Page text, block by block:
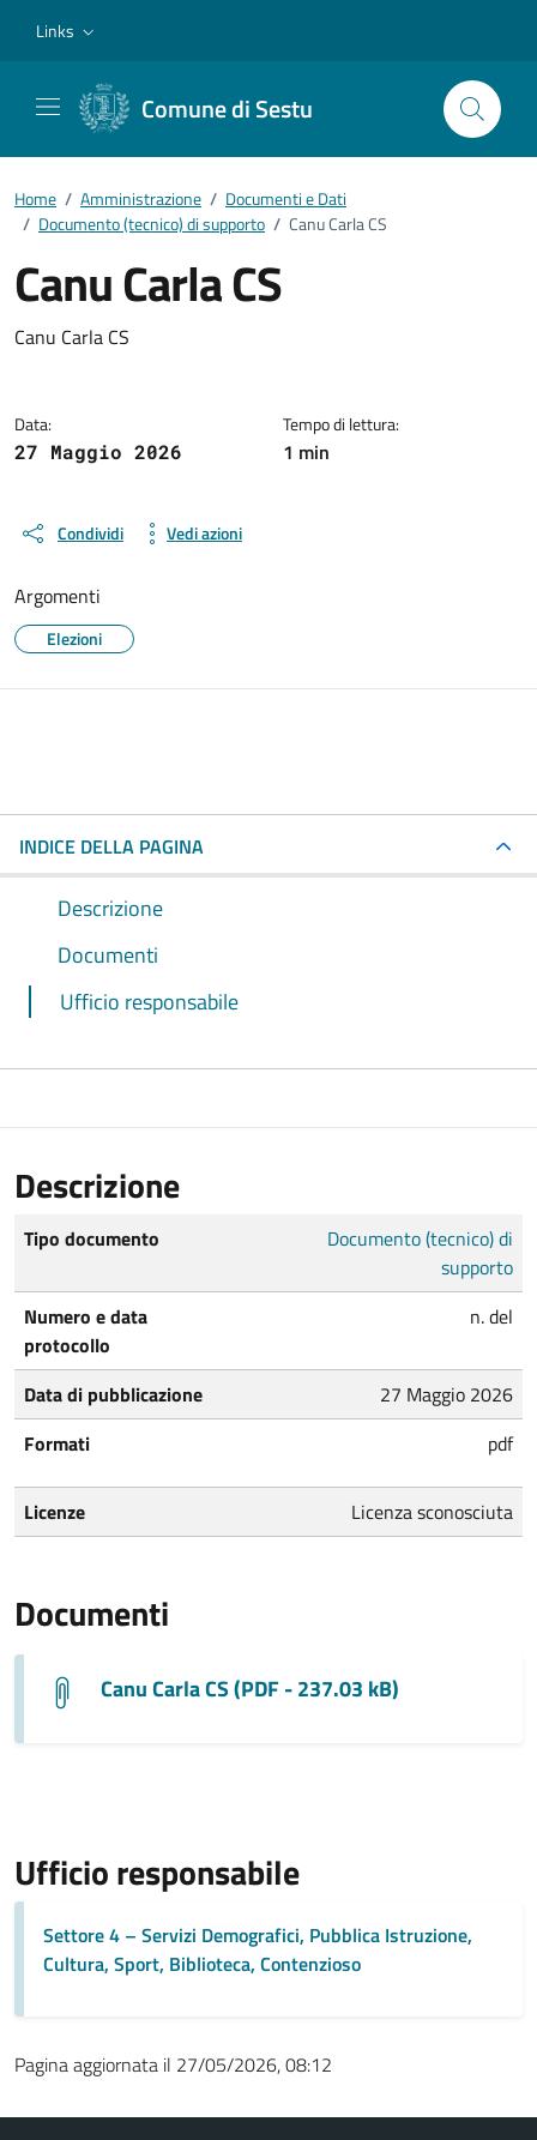
Links
Comune di Sestu
Home / Amministrazione / Documenti e Dati
/ Documento (tecnico) di supporto / Canu Carla CS
Canu Carla CS
Dettagli del documento
Canu Carla CS
Data:
27 Maggio 2026
Tempo di lettura:
1 min
Condividi Vedi azioni
Argomenti
Elezioni
INDICE DELLA PAGINA
Descrizione
Documenti
Ufficio responsabile
Descrizione
Tipo documento
Documento (tecnico) di
supporto
Numero e data
protocollo
n. del
Data di pubblicazione
27 Maggio 2026
Formati
pdf
Licenze Licenza sconosciuta
Documenti
Canu Carla CS (PDF - 237.03 kB)
Ufficio responsabile
Settore 4 – Servizi Demografici, Pubblica Istruzione,
Cultura, Sport, Biblioteca, Contenzioso
Pagina aggiornata il 27/05/2026, 08:12